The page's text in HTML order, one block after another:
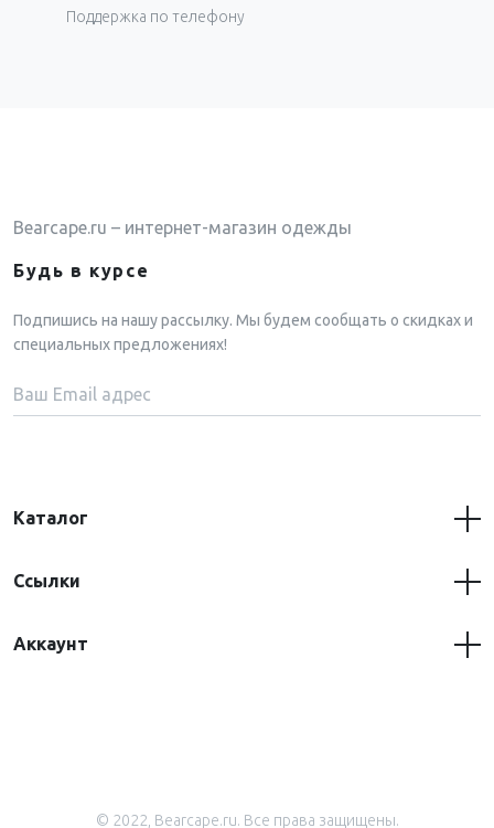
Поддержка по телефону
Bearcape.ru – интернет-магазин одежды
Будь в курсе
Подпишись на нашу рассылку. Мы будем сообщать о скидках и
специальных предложениях!
Каталог
Ссылки
Аккаунт
© 2022, Bearcape.ru. Все права защищены.